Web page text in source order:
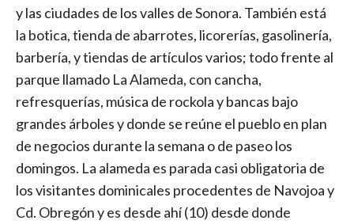
y las ciudades de los valles de Sonora. También está
la botica, tienda de abarrotes, licorerías, gasolinería,
barbería, y tiendas de artículos varios; todo frente al
parque llamado La Alameda, con cancha,
refresquerías, música de rockola y bancas bajo
grandes árboles y donde se reúne el pueblo en plan
de negocios durante la semana o de paseo los
domingos. La alameda es parada casi obligatoria de
los visitantes dominicales procedentes de Navojoa y
Cd. Obregón y es desde ahí (10) desde donde